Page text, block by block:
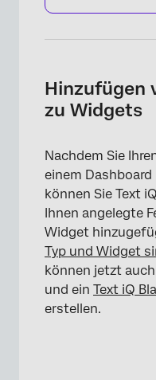
Hinzufügen
zu Widgets
Nachdem Sie
einem
können Sie Text
Ihnen angelegte
Widget
Typ und Widget
können jetzt
und ein Text iQ
erstellen.